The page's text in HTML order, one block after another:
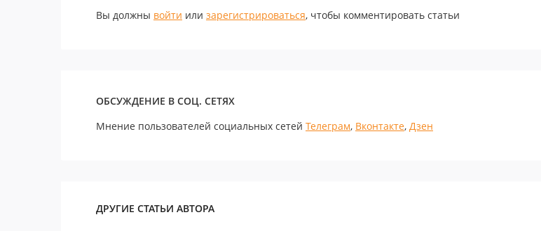
Вы должны войти или зарегистрироваться, чтобы комментировать статьи
ОБСУЖДЕНИЕ В СОЦ. СЕТЯХ
Мнение пользователей социальных сетей Телеграм, Вконтакте, Дзен
ДРУГИЕ СТАТЬИ АВТОРА